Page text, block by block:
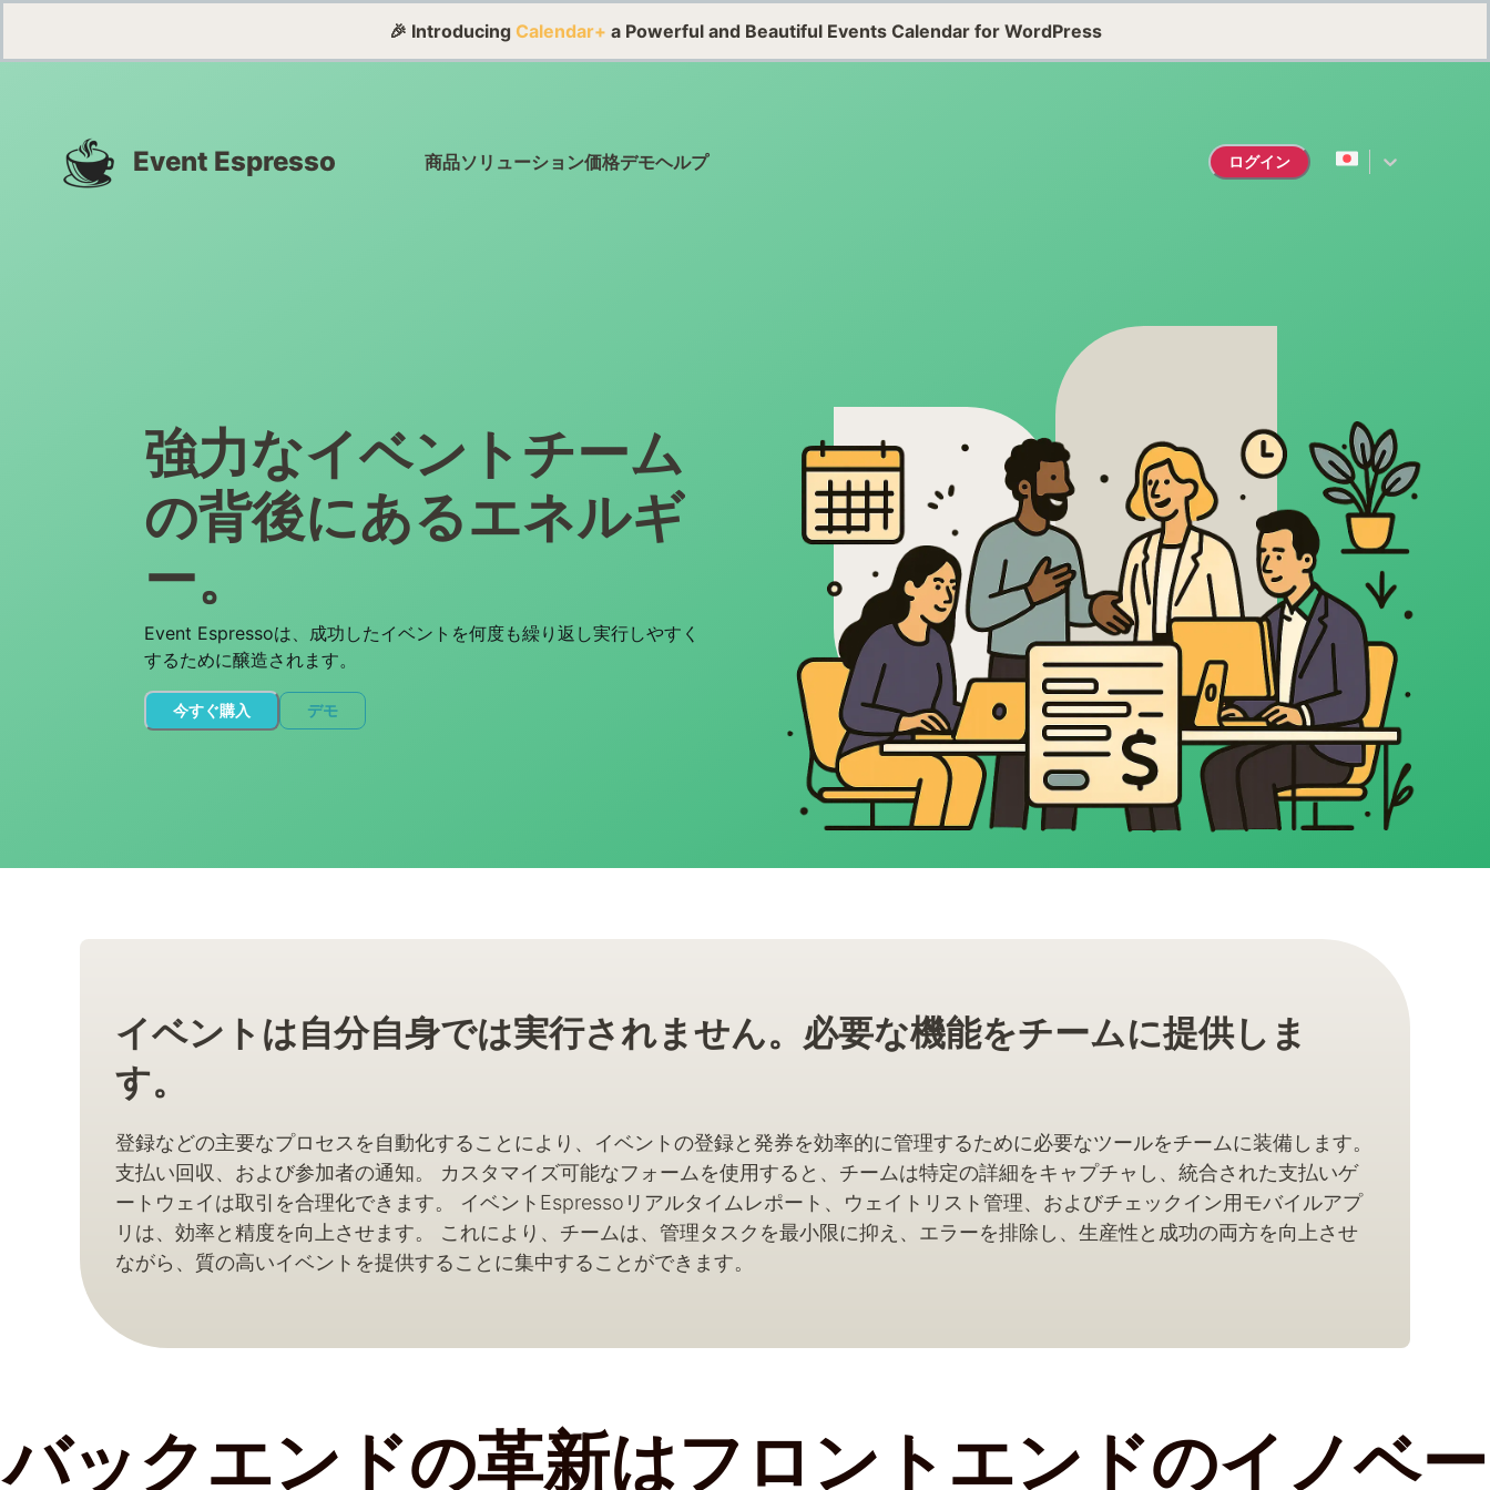
🎉 Introducing Calendar+ a Powerful and Beautiful Events Calendar for WordPress
Event Espresso 商品ソリューション価格デモヘルプ ログイン
強力なイベントチーム
の背後にあるエネルギ
ー。
Event Espressoは、成功したイベントを何度も繰り返し実行しやすく
するために醸造されます。
今すぐ購入 デモ
イベントは自分自身では実行されません。必要な機能をチームに提供しま
す。
登録などの主要なプロセスを自動化することにより、イベントの登録と発券を効率的に管理するために必要なツールをチームに装備します。
支払い回収、および参加者の通知。 カスタマイズ可能なフォームを使用すると、チームは特定の詳細をキャプチャし、統合された支払いゲ
ートウェイは取引を合理化できます。 イベントEspressoリアルタイムレポート、ウェイトリスト管理、およびチェックイン用モバイルアプ
リは、効率と精度を向上させます。 これにより、チームは、管理タスクを最小限に抑え、エラーを排除し、生産性と成功の両方を向上させ
ながら、質の高いイベントを提供することに集中することができます。
バックエンドの革新はフロントエンドのイノベー